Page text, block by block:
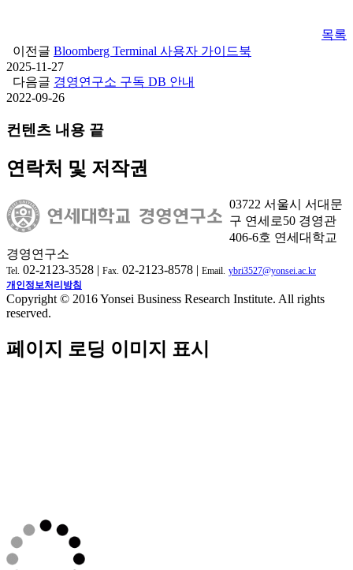
목록
이전글 Bloomberg Terminal 사용자 가이드북
2025-11-27
다음글 경영연구소 구독 DB 안내
2022-09-26
컨텐츠 내용 끝
연락처 및 저작권
03722 서울시 서대문
구 연세로50 경영관
406-6호 연세대학교
경영연구소
Tel. 02-2123-3528 | Fax. 02-2123-8578 | Email. ybri3527@yonsei.ac.kr
개인정보처리방침
Copyright © 2016 Yonsei Business Research Institute. All rights
reserved.
페이지 로딩 이미지 표시